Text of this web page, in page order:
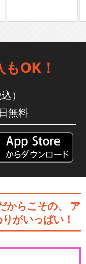
OK！
）
無料
らこその、
ア
がいっぱい！